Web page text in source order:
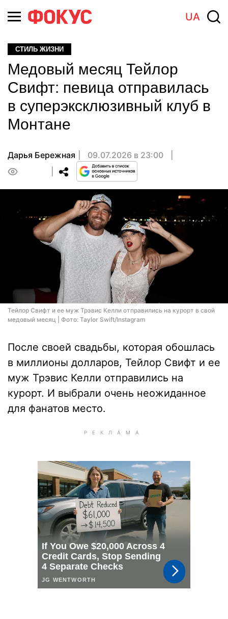
UA
СТИЛЬ ЖИЗНИ
Медовый месяц Тейлор
Свифт: певица отправилась
в суперэксклюзивный клуб в
Монтане
Дарья Бережная
09.07.2026 в 23:00
Тейлор Свифт и ее муж Трэвис Келли отправились на курорт в свой
медовый месяц | Фото: Taylor Swift/Instagram
После своей свадьбы, которая обошлась
в миллионы долларов, Тейлор Свифт и ее
муж Трэвис Келли отправились на
курорт. И выбрали очень неожиданное
для фанатов место.